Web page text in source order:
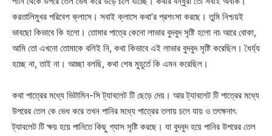
করতালিমুখর পরিবেশ ক্লাসে। সবাই ক্লাসে কথা’র প্রশংসা করছে। তুমি নিশ্চয়ই
ভাবছো কিভাবে কি হলো। তোমার পাত্রে কেনো লাভার বুদবুদ সৃষ্টি হলো না৷ আরে বোকা,
আমি তো এখনো তোমাকে বলিই নি, কথা কিভাবে এই লাভার বুদবুদ সৃষ্টি করেছিল। ধৈর্য্য
হচ্ছে না, তাই না। আচ্ছা বলছি, কথা শেষ মুহূর্তে কি এমন করেছিল।
কথা পাত্রের মধ্যে ভিটামিন-সি ট্যাবলেট টি ছেড়ে দেয়। আর ট্যাবলেট টি পাত্রের মধ্যে
উপরের তেল কে ভেধ করে তখন পানির মধ্যে পাত্রের তলায় চলে যায় ও তৎক্ষনাৎ
ট্যাবলেট টি ক্ষয় হয়ে পানিতে কিছু গ্যাস সৃষ্টি করছে। যা বুদবুদ হয়ে পানির উপরের তেল